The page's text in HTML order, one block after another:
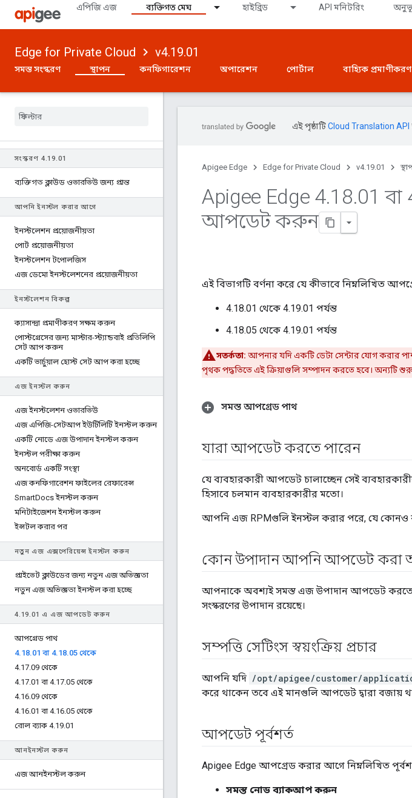
এপিজি এজ ব্যক্তিগত মেঘ হাইব্রিড API মনিটরিং
Edge for Private Cloud v4.19.01
সমস্ত সংস্করণ স্থাপন কনফিগারেশন অপারেশন পোর্টাল বাহ্যিক প্রমাণীকরণ
সংস্করণ 4.19.01
ব্যক্তিগত ক্লাউড ওভারভিউ জন্য প্রান্ত
আপনি ইনস্টল করার আগে
ইনস্টলেশন প্রয়োজনীয়তা
পোর্ট প্রয়োজনীয়তা
ইনস্টলেশন টপোলজিস
এজ ডেমো ইনস্টলেশনের প্রয়োজনীয়তা
ইনস্টলেশন বিকল্প
ক্যাসান্দ্রা প্রমাণীকরণ সক্ষম করুন
পোস্টগ্রেসের জন্য মাস্টার-স্ট্যান্ডবাই প্রতিলিপি
সেট আপ করুন
একটি ভার্চুয়াল হোস্ট সেট আপ করা হচ্ছে
এজ ইনস্টল করুন
এজ ইনস্টলেশন ওভারভিউ
এজ এপিজি-সেটআপ ইউটিলিটি ইনস্টল করুন
একটি নোডে এজ উপাদান ইনস্টল করুন
ইনস্টল পরীক্ষা করুন
অনবোর্ড একটি সংস্থা
এজ কনফিগারেশন ফাইলের রেফারেন্স
SmartDocs ইনস্টল করুন
মনিটাইজেশন ইনস্টল করুন
ইন্সটল করার পর
নতুন এজ এক্সপেরিয়েন্স ইনস্টল করুন
প্রাইভেট ক্লাউডের জন্য নতুন এজ অভিজ্ঞতা
নতুন এজ অভিজ্ঞতা ইনস্টল করা হচ্ছে
4.19.01 এ এজ আপডেট করুন
আপগ্রেড পাথ
4.18.01 বা 4.18.05 থেকে
4.17.09 থেকে
4.17.01 বা 4.17.05 থেকে
4.16.09 থেকে
4.16.01 বা 4.16.05 থেকে
রোল ব্যাক 4.19.01
আনইনস্টল করুন
এজ আনইনস্টল করুন
এই পৃষ্ঠাটিCloud Translation API
Apigee Edge Edge for Private Cloud v4.19.01
Apigee Edge 4.18.01 বা
আপডেট করুন
এই বিভাগটি বর্ণনা করে যে কীভাবে নিম্নলিখিত
4.18.01 থেকে 4.19.01 পর্যন্ত
4.18.05 থেকে 4.19.01 পর্যন্ত
সতর্কতা: আপনার যদি একটি ডেটা সেন্টার যোগ করার
পৃথক পদ্ধতিতে এই ক্রিয়াগুলি সম্পাদন করতে হবে। অন্যটি
সমস্ত আপগ্রেড পাথ
যারা আপডেট করতে পারেন
যে ব্যবহারকারী আপডেট চালাচ্ছেন সেই
হিসাবে চলমান ব্যবহারকারীর মতো।
আপনি এজ RPMগুলি ইনস্টল করার পরে, যে কোনও
কোন উপাদান আপনি আপডেট করা
আপনাকে অবশ্যই সমস্ত এজ উপাদান আপডেট
সংস্করণের উপাদান রয়েছে।
সম্পত্তি সেটিংস স্বয়ংক্রিয় প্রচার
আপনি যদি /opt/apigee/customer/
করে থাকেন তবে এই মানগুলি আপডেট দ্বারা বজায়
আপডেট পূর্বশর্ত
Apigee Edge আপগ্রেড করার আগে নিম্নলিখিত
সমস্ত নোড ব্যাকআপ করুন